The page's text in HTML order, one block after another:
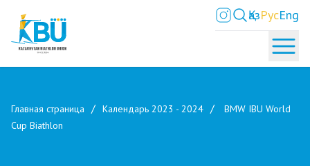
ҚазРусEng
Главная страница Календарь 2023 - 2024
BMW IBU World
Cup Biathlon